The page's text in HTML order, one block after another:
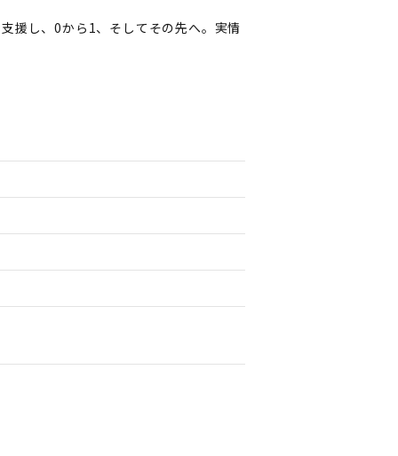
援し、0から1、そしてその先へ。実情